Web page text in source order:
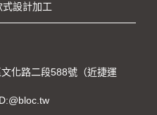
式設計加工
化路二段588號（近捷運